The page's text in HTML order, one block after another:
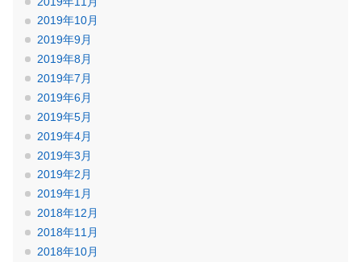
2019年10月
2019年9月
2019年8月
2019年7月
2019年6月
2019年5月
2019年4月
2019年3月
2019年2月
2019年1月
2018年12月
2018年11月
2018年10月